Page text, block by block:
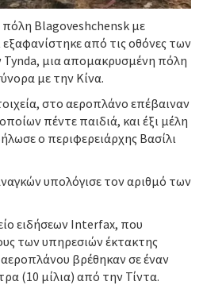
Blagoveshchensk με
από τις οθόνες των
Tynda, μια απομακρυσμένη πόλη
με την Κίνα.
στο αεροπλάνο επέβαιναν
πέντε παιδιά, και έξι μέλη
ο περιφερειάρχης Βασίλι
υπολόγισε τον αριθμό των
ειδήσεων Interfax, που
των υπηρεσιών έκτακτης
βρέθηκαν σε έναν
(10 μίλια) από την Τίντα.